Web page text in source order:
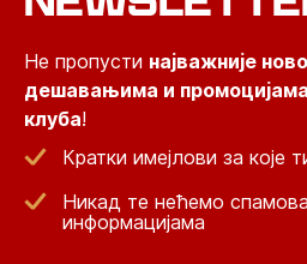
Не пропусти најважније
дешавањима и
клуба!
Кратки имејлови за које
Никад те нећемо
информацијама